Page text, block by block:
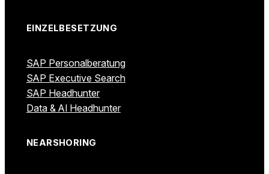
EINZELBESETZUNG
SAP Personalberatung
SAP Executive Search
SAP Headhunter
Data & AI Headhunter
NEARSHORING